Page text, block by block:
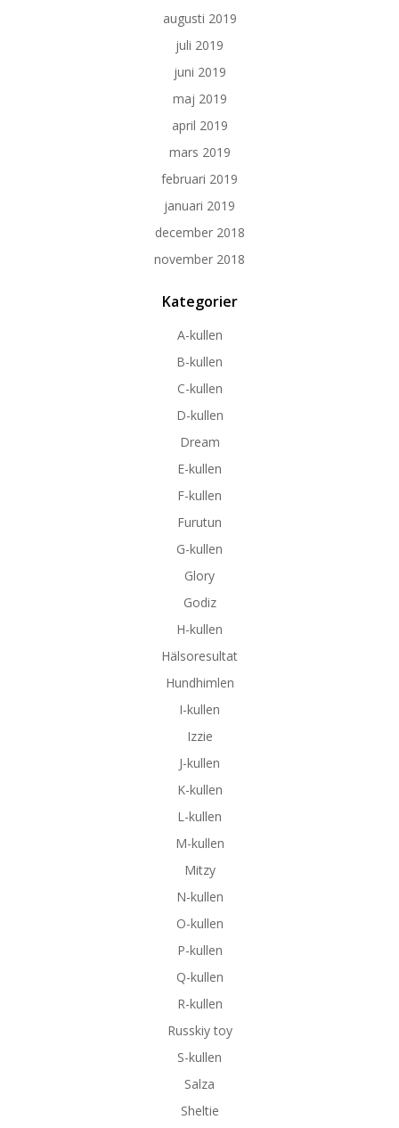
augusti 2019
juli 2019
juni 2019
maj 2019
april 2019
mars 2019
februari 2019
januari 2019
december 2018
november 2018
Kategorier
A-kullen
B-kullen
C-kullen
D-kullen
Dream
E-kullen
F-kullen
Furutun
G-kullen
Glory
Godiz
H-kullen
Hälsoresultat
Hundhimlen
I-kullen
Izzie
J-kullen
K-kullen
L-kullen
M-kullen
Mitzy
N-kullen
O-kullen
P-kullen
Q-kullen
R-kullen
Russkiy toy
S-kullen
Salza
Sheltie